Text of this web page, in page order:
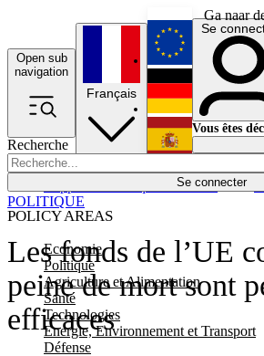
Ga naar
Open sub
navigation
Recherche
Se connecter
POLICY AREAS
Economie
Politique
Agriculture et Alimentation
Santé
Technologies
Energie, Environnement et Transport
Défense
Économie
Français
English
Deutsch
Español
Se
Vous êtes
Les fonds de l’UE
peine de mort sont
efficaces
POLITIQUE